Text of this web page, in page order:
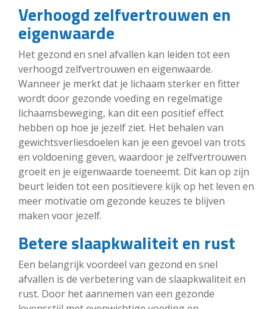
Verhoogd zelfvertrouwen en
eigenwaarde
Het gezond en snel afvallen kan leiden tot een
verhoogd zelfvertrouwen en eigenwaarde.
Wanneer je merkt dat je lichaam sterker en fitter
wordt door gezonde voeding en regelmatige
lichaamsbeweging, kan dit een positief effect
hebben op hoe je jezelf ziet. Het behalen van
gewichtsverliesdoelen kan je een gevoel van trots
en voldoening geven, waardoor je zelfvertrouwen
groeit en je eigenwaarde toeneemt. Dit kan op zijn
beurt leiden tot een positievere kijk op het leven en
meer motivatie om gezonde keuzes te blijven
maken voor jezelf.
Betere slaapkwaliteit en rust
Een belangrijk voordeel van gezond en snel
afvallen is de verbetering van de slaapkwaliteit en
rust. Door het aannemen van een gezonde